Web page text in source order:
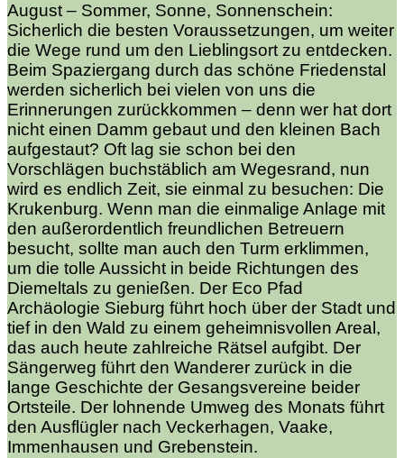
August – Sommer, Sonne, Sonnenschein:
Sicherlich die besten Voraussetzungen, um weiter
die Wege rund um den Lieblingsort zu entdecken.
Beim Spaziergang durch das schöne Friedenstal
werden sicherlich bei vielen von uns die
Erinnerungen zurückkommen – denn wer hat dort
nicht einen Damm gebaut und den kleinen Bach
aufgestaut? Oft lag sie schon bei den
Vorschlägen buchstäblich am Wegesrand, nun
wird es endlich Zeit, sie einmal zu besuchen: Die
Krukenburg. Wenn man die einmalige Anlage mit
den außerordentlich freundlichen Betreuern
besucht, sollte man auch den Turm erklimmen,
um die tolle Aussicht in beide Richtungen des
Diemeltals zu genießen. Der Eco Pfad
Archäologie Sieburg führt hoch über der Stadt und
tief in den Wald zu einem geheimnisvollen Areal,
das auch heute zahlreiche Rätsel aufgibt. Der
Sängerweg führt den Wanderer zurück in die
lange Geschichte der Gesangsvereine beider
Ortsteile. Der lohnende Umweg des Monats führt
den Ausflügler nach Veckerhagen, Vaake,
Immenhausen und Grebenstein.